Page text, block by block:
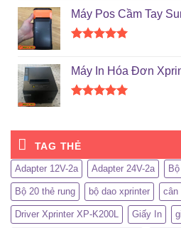
5 sao
Máy Pos Cầm Tay
5 sao
Máy In Hóa Đơn
5 sao
TAG THẺ
Adapter 12V-2a Adapter 24V-2a
Bộ 20 thẻ rung bộ dao xprinter cân
Driver Xprinter XP-K200L Giấy In